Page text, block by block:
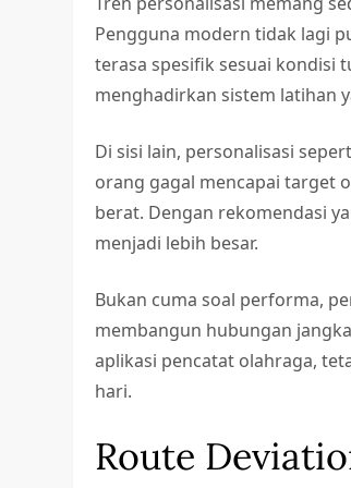
Pengguna modern tidak lagi
terasa spesifik sesuai kondisi
menghadirkan sistem latihan
Di sisi lain, personalisasi
orang gagal mencapai target
berat. Dengan rekomendasi
menjadi lebih besar.
Bukan cuma soal performa,
membangun hubungan
aplikasi pencatat olahraga,
hari.
Route